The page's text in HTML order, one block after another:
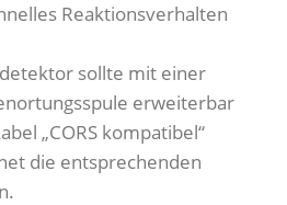
Reaktionsverhalten
sollte mit einer
erweiterbar
„CORS kompatibel“
die entsprechenden